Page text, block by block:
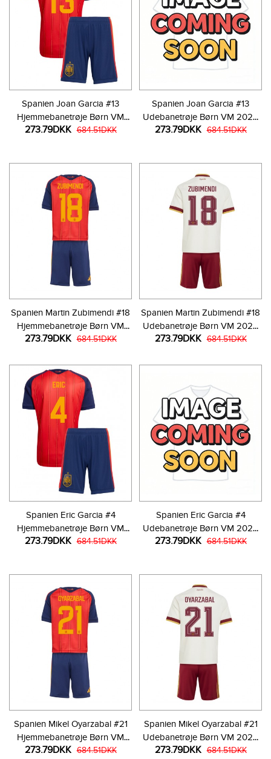
Spanien Joan Garcia #13
Hjemmebanetrøje Børn VM
2026 Kortærmet (+ Korte
273.79DKK 684.51DKK
Spanien Joan Garcia #13
Udebanetrøje Børn VM 2026
Kortærmet (+ Korte bukser)
273.79DKK 684.51DKK
Spanien Martin Zubimendi #18
Hjemmebanetrøje Børn VM
2026 Kortærmet (+ Korte
273.79DKK 684.51DKK
Spanien Martin Zubimendi #18
Udebanetrøje Børn VM 2026
Kortærmet (+ Korte bukser)
273.79DKK 684.51DKK
Spanien Eric Garcia #4
Hjemmebanetrøje Børn VM
2026 Kortærmet (+ Korte
273.79DKK 684.51DKK
Spanien Eric Garcia #4
Udebanetrøje Børn VM 2026
Kortærmet (+ Korte bukser)
273.79DKK 684.51DKK
Spanien Mikel Oyarzabal #21
Hjemmebanetrøje Børn VM
2026 Kortærmet (+ Korte
273.79DKK 684.51DKK
Spanien Mikel Oyarzabal #21
Udebanetrøje Børn VM 2026
Kortærmet (+ Korte bukser)
273.79DKK 684.51DKK